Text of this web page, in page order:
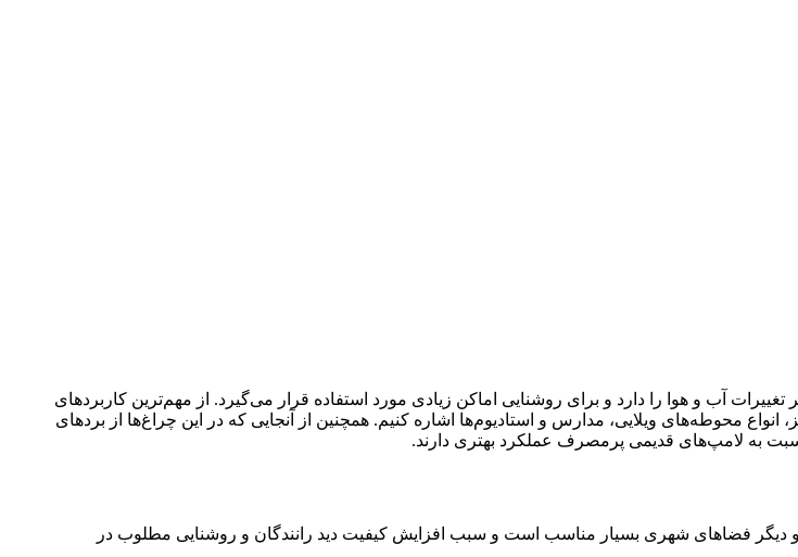
زیاد در برابر تغییرات آب و هوا را دارد و برای روشنایی اماکن زیادی مورد استفاده قرار می‌گیرد. از مهم‌ترین کاربردهای
فضای سبز، انواع محوطه‌های ویلایی، مدارس و استادیوم‌ها اشاره کنیم. همچنین از آنجایی که در این چراغ‌ها از بردهای
خیابان‌ها، کوچه‌ها و دیگر فضاهای شهری بسیار مناسب است و سبب افزایش کیفیت دید رانندگان و روشنایی مطلوب در